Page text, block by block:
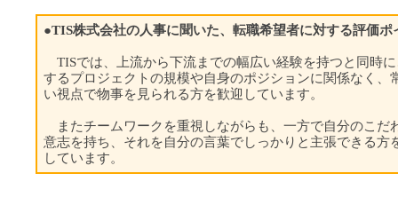
●TIS株式会社の人事に聞いた、転職希望者に対する評価ポ
TISでは、上流から下流までの幅広い経験を持つと同時
するプロジェクトの規模や自身のポジションに関係なく、
い視点で物事を見られる方を歓迎しています。
またチームワークを重視しながらも、一方で自分のこだ
意志を持ち、それを自分の言葉でしっかりと主張できる方
しています。